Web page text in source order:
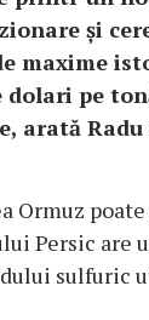
și
maxime
dolari pe
arată
Ormuz
Persic
sulfuric